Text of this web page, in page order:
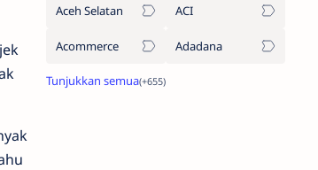
Aceh Selatan ACI
Acommerce Adadana